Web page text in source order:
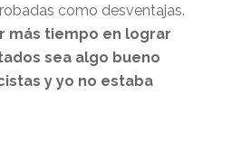
como desventajas.
más tiempo en lograr
sea algo bueno
y yo no estaba